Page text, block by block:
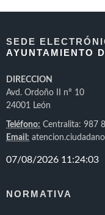
SEDE
AYUNTAMIENTO
DIRECCION
Avd. Ordoño II nº 10
24001 León
Teléfono: Centralita: 987
Email:
NORMATIVA